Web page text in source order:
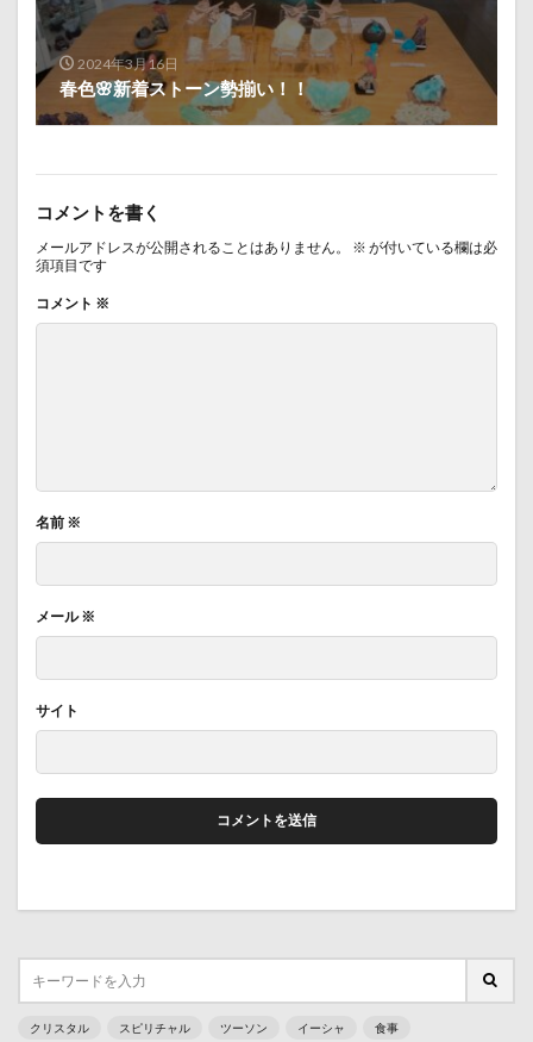
2024年3月16日
春色🌸新着ストーン勢揃い！！
コメントを書く
メールアドレスが公開されることはありません。 ※ が付いている欄は必
須項目です
コメント ※
名前 ※
メール※
サイト
クリスタル スピリチャル ツーソン イーシャ 食事